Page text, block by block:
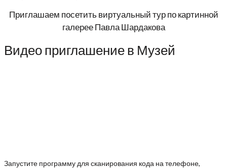
Приглашаем посетить виртуальный тур по картинной
галерее Павла Шардакова
Видео приглашение в Музей
Запустите программу для сканирования кода на телефоне,